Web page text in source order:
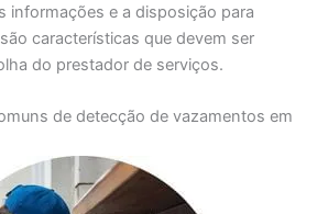
informações e a disposição para
características que devem ser
do prestador de serviços.
de detecção de vazamentos em